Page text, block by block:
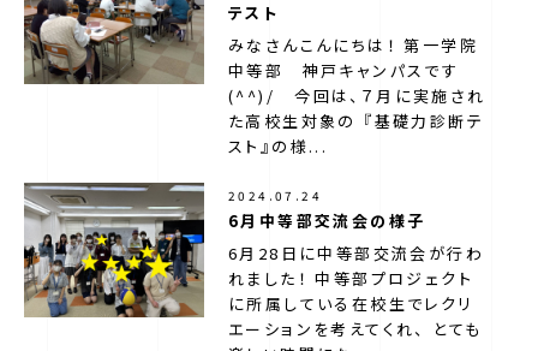
テスト
みなさんこんにちは！ 第一学院
中等部 神戸キャンパスです
(^^)/ 今回は、７月に実施され
た高校生対象の 『基礎力診断テ
スト』の様...
2024.07.24
6月中等部交流会の様子
6月28日に中等部交流会が行わ
れました！ 中等部プロジェクト
に所属している在校生でレクリ
エーションを考えてくれ、 とても